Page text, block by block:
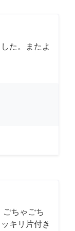
た。またよ
ごちゃごち
キリ片付き